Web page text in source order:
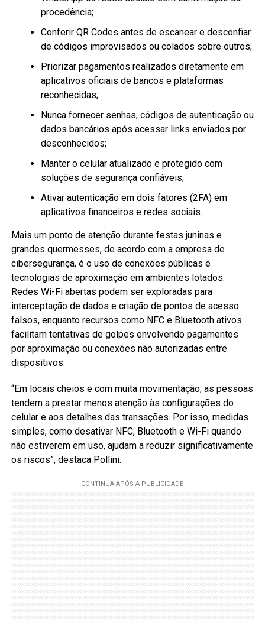
procedência;
Conferir QR Codes antes de escanear e desconfiar
de códigos improvisados ou colados sobre outros;
Priorizar pagamentos realizados diretamente em
aplicativos oficiais de bancos e plataformas
reconhecidas;
Nunca fornecer senhas, códigos de autenticação ou
dados bancários após acessar links enviados por
desconhecidos;
Manter o celular atualizado e protegido com
soluções de segurança confiáveis;
Ativar autenticação em dois fatores (2FA) em
aplicativos financeiros e redes sociais.
Mais um ponto de atenção durante festas juninas e
grandes quermesses, de acordo com a empresa de
cibersegurança, é o uso de conexões públicas e
tecnologias de aproximação em ambientes lotados.
Redes Wi-Fi abertas podem ser exploradas para
interceptação de dados e criação de pontos de acesso
falsos, enquanto recursos como NFC e Bluetooth ativos
facilitam tentativas de golpes envolvendo pagamentos
por aproximação ou conexões não autorizadas entre
dispositivos.
“Em locais cheios e com muita movimentação, as pessoas
tendem a prestar menos atenção às configurações do
celular e aos detalhes das transações. Por isso, medidas
simples, como desativar NFC, Bluetooth e Wi-Fi quando
não estiverem em uso, ajudam a reduzir significativamente
os riscos”, destaca Pollini.